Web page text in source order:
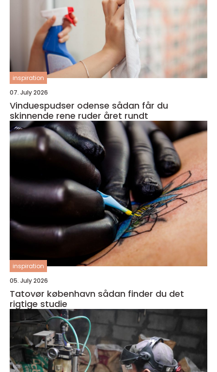
inspiration
07. July 2026
Vinduespudser odense sådan får du
skinnende rene ruder året rundt
inspiration
05. July 2026
Tatovør københavn sådan finder du det
rigtige studie